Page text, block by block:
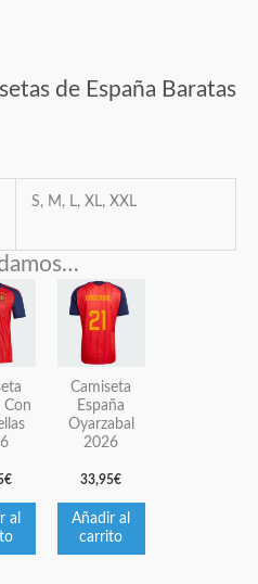
de España Baratas
S, M, L, XL, XXL
Con
€
al
Camiseta
España
Oyarzabal
2026
33,95€
Añadir al
carrito